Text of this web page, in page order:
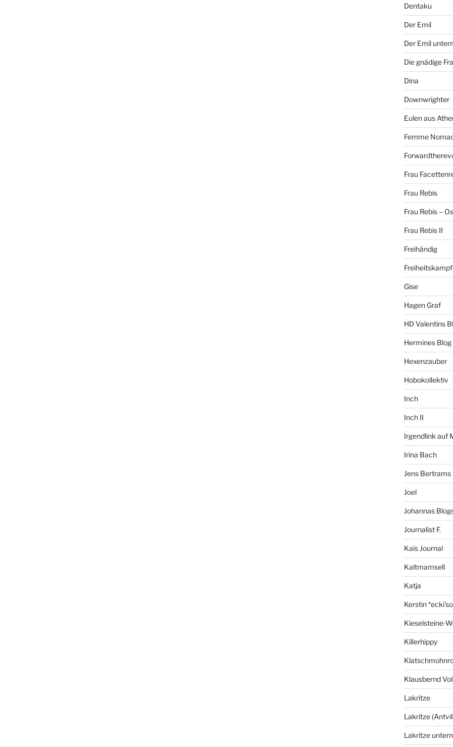
Dentaku
Der Emil
Der Emil
Die gnädige
Dina
Downwrighter
Eulen aus
Femme
Frau
Frau Rebis
Frau Rebis –
Frau Rebis II
Freihändig
Freiheitskampf
Gise
Hagen Graf
HD Valentins
Hermines Blog
Hexenzauber
Hobokollektiv
Inch
Inch II
Irgendlink auf
Irina Bach
Jens Bertrams
Joel
Johannas
Journalist F.
Kais Journal
Kaltmamsell
Katja
Kerstin
Kieselsteine-
Killerhippy
Klausbernd
Lakritze
Lakritze
Lakritze